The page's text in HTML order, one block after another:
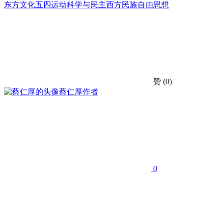
东方文化五四运动科学与民主西方民族自由思想
赞 (0)
蔡仁厚作者
0